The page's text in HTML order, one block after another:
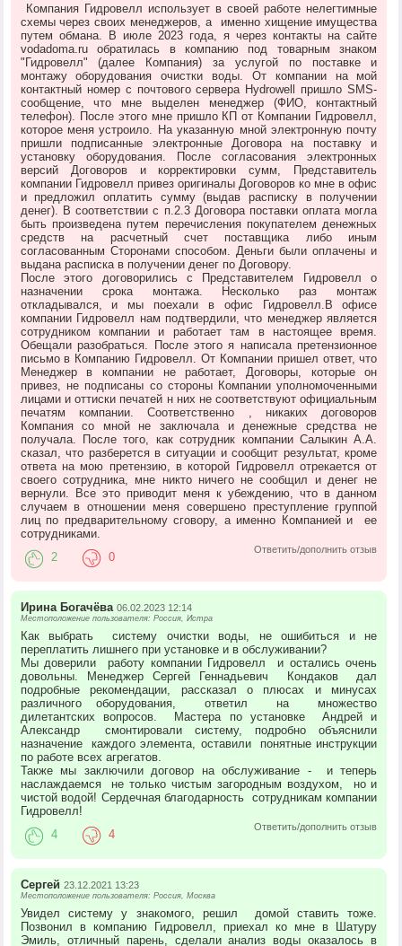
Компания Гидровелл использует в своей работе нелегтимные
схемы через своих менеджеров, а именно хищение имущества
путем обмана. В июле 2023 года, я через контакты на сайте
vodadoma.ru обратилась в компанию под товарным знаком
"Гидровелл" (далее Компания) за услугой по поставке и
монтажу оборудования очистки воды. От компании на мой
контактный номер с почтового сервера Hydrowell пришло SMS-
сообщение, что мне выделен менеджер (ФИО, контактный
телефон). После этого мне пришло КП от Компании Гидровелл,
которое меня устроило. На указанную мной электронную почту
пришли подписанные электронные Договора на поставку и
установку оборудования. После согласования электронных
версий Договоров и корректировки сумм, Представитель
компании Гидровелл привез оригиналы Договоров ко мне в офис
и предложил оплатить сумму (выдав расписку в получении
денег). В соответствии с п.2.3 Договора поставки оплата могла
быть произведена путем перечисления покупателем денежных
средств на расчетный счет поставщика либо иным
согласованным Сторонами способом. Деньги были оплачены и
выдана расписка в получении денег по Договору.
После этого договорились с Представителем Гидровелл о
назначении срока монтажа. Несколько раз монтаж
откладывался, и мы поехали в офис Гидровелл.В офисе
компании Гидровелл нам подтвердили, что менеджер является
сотрудником компании и работает там в настоящее время.
Обещали разобраться. После этого я написала претензионное
письмо в Компанию Гидровелл. От Компании пришел ответ, что
Менеджер в компании не работает, Договоры, которые он
привез, не подписаны со стороны Компании уполномоченными
лицами и оттиски печатей н них не соответствуют официальным
печатям компании. Соответственно , никаких договоров
Компания со мной не заключала и денежные средства не
получала. После того, как сотрудник компании Салыкин А.А.
сказал, что разберется в ситуации и сообщит результат, кроме
ответа на мою претензию, в которой Гидровелл отрекается от
своего сотрудника, мне никто ничего не сообщил и денег не
вернули. Все это приводит меня к убеждению, что в данном
случаем в отношении меня совершено преступление группой
лиц по предварительному сговору, а именно Компанией и ее
сотрудниками.
Ответить/дополнить отзыв
2 0
Ирина Богачёва 06.02.2023 12:14
Местоположение пользователя: Россия, Истра
Как выбрать систему очистки воды, не ошибиться и не
переплатить лишнего при установке и в обслуживании?
Мы доверили работу компании Гидровелл и остались очень
довольны. Менеджер Сергей Геннадьевич Кондаков дал
подробные рекомендации, рассказал о плюсах и минусах
различного оборудования, ответил на множество
дилетантских вопросов. Мастера по установке Андрей и
Александр смонтировали систему, подробно объяснили
назначение каждого элемента, оставили понятные инструкции
по работе всех агрегатов.
Также мы заключили договор на обслуживание - и теперь
наслаждаемся не только чистым загородным воздухом, но и
чистой водой! Сердечная благодарность сотрудникам компании
Гидровелл!
Ответить/дополнить отзыв
4 4
Сергей 23.12.2021 13:23
Местоположение пользователя: Россия, Москва
Увидел систему у знакомого, решил домой ставить тоже.
Позвонил в компанию Гидровелл, приехал ко мне в Шатуру
Эмиль, отличный парень, сделали анализ воды оказалось в